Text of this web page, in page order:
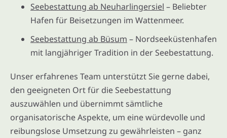
Seebestattung ab Neuharlingersiel – Beliebter
Hafen für Beisetzungen im Wattenmeer.
Seebestattung ab Büsum – Nordseeküstenhafen
mit langjähriger Tradition in der Seebestattung.
Unser erfahrenes Team unterstützt Sie gerne dabei,
den geeigneten Ort für die Seebestattung
auszuwählen und übernimmt sämtliche
organisatorische Aspekte, um eine würdevolle und
reibungslose Umsetzung zu gewährleisten – ganz